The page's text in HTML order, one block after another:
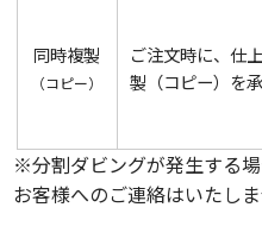
同時複製
（コピー）
ご注文時に、仕
製（コピー）を承
※分割ダビングが発生する
お客様へのご連絡はいたしま